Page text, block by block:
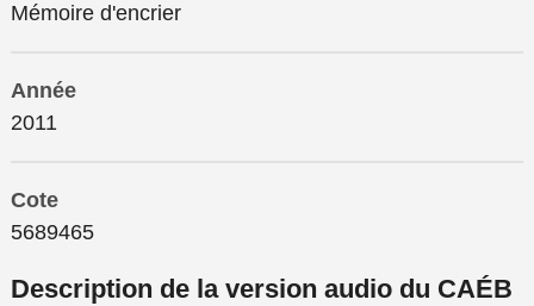
Mémoire d'encrier
Année
2011
Cote
5689465
Description de la version audio du CAÉB